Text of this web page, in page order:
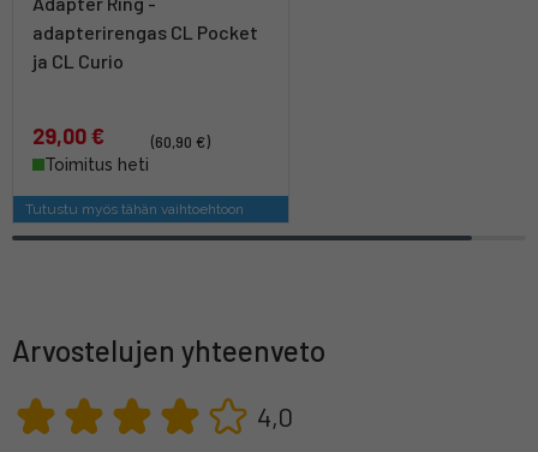
adapterirengas CL Pocket
ja CL Curio
29,00 €
(60,90 €)
Toimitus heti
Tutustu myös tähän vaihtoehtoon
Arvostelujen yhteenveto
4,0